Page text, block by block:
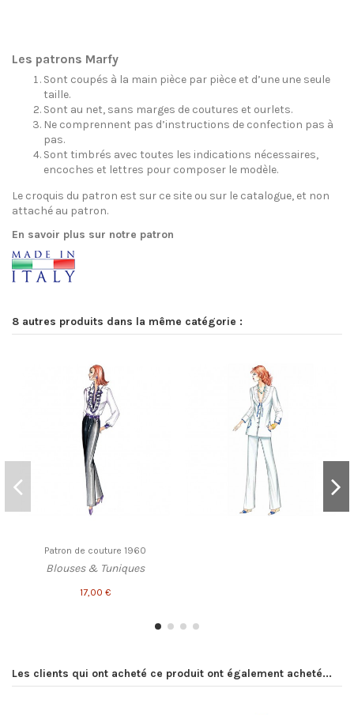
Les patrons Marfy
Sont coupés à la main pièce par pièce et d’une une seule
taille.
Sont au net, sans marges de coutures et ourlets.
Ne comprennent pas d’instructions de confection pas à
pas.
Sont timbrés avec toutes les indications nécessaires,
encoches et lettres pour composer le modèle.
Le croquis du patron est sur ce site ou sur le catalogue, et non
attaché au patron.
En savoir plus sur notre patron
8 autres produits dans la même catégorie :
Patron de couture 1960
Blouses & Tuniques
17,00 €
Les clients qui ont acheté ce produit ont également acheté...